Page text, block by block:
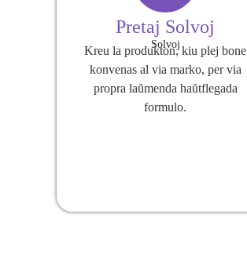
Pretaj Solvoj
Kreu la produkton, kiu plej bone
konvenas al via marko, per via
propra laŭmenda haŭtflegada
formulo.